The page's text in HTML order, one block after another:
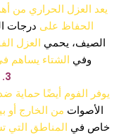
يعد العزل الحراري من
الحفاظ على درجات
الصيف، يحمي العزل
وفي الشتاء يساهم
3. عزل صوتي ممتاز
يوفر الفوم أيضًا حماية
الأصوات من الخارج أو
خاص في المناطق التي